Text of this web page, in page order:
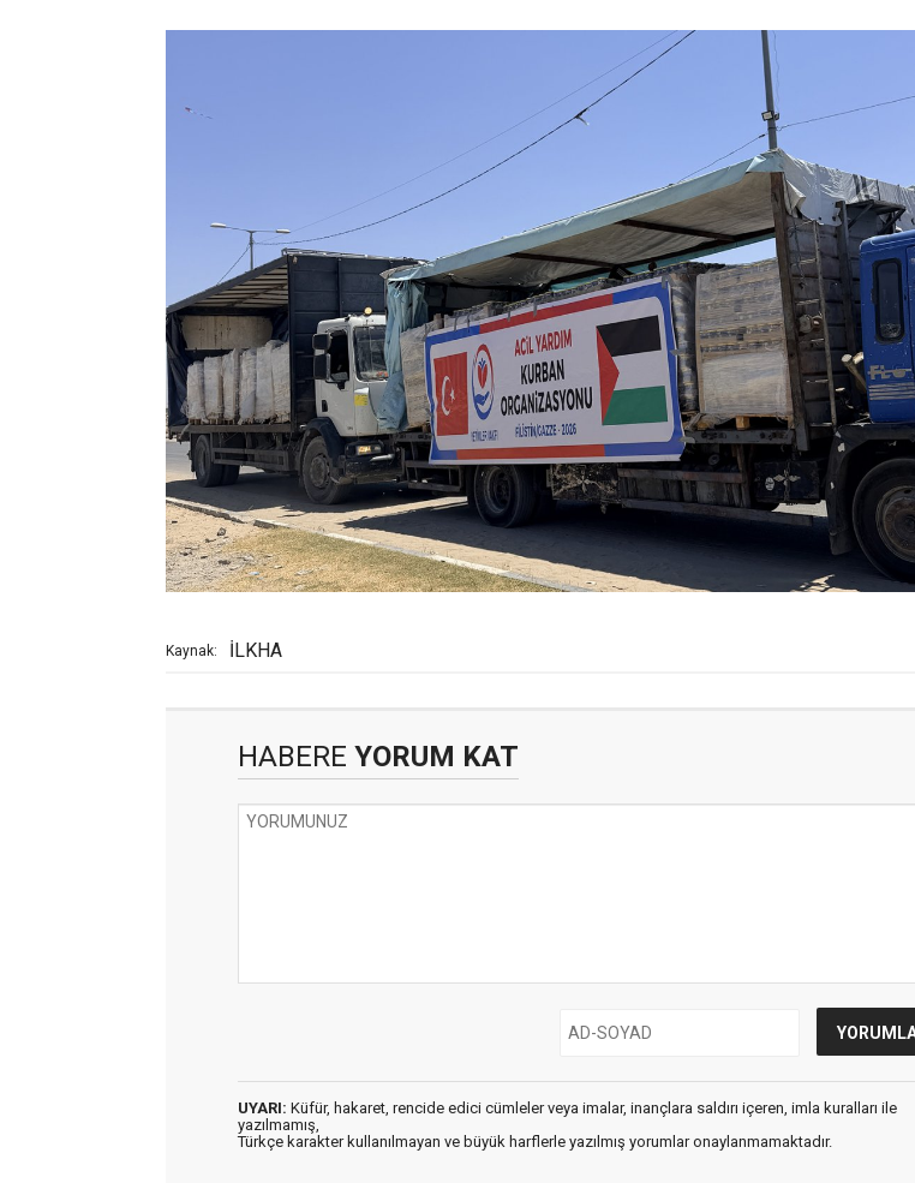
Kaynak: İLKHA
HABERE YORUM KAT
UYARI: Küfür, hakaret, rencide edici cümleler veya imalar, inançlara saldırı içeren, imla kuralları ile
yazılmamış,
Türkçe karakter kullanılmayan ve büyük harflerle yazılmış yorumlar onaylanmamaktadır.